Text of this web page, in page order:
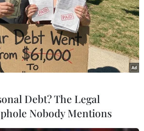
nữa vì toàn bang California sẽ
rừng kéo dài hơn do tác động
đổi khí hậu.
Debt? The Legal
Nobody Mentions